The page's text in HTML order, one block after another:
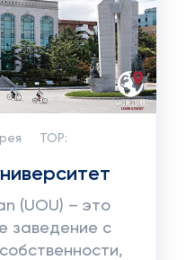
TOP:
(UOU) – это
заведение с